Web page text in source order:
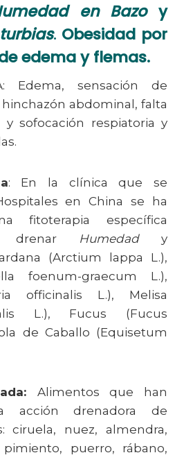
en Bazoy
. Obesidad por
edema y flemas.
Edema, sensación de
abdominal, falta
y sofocación respiatoria y
: En la clínica que se
en China se ha
fitoterapia específica
drenar Humedady
(Arctium lappa L.),
foenum-graecum L.),
officinalis L.), Melisa
L.), Fucus (Fucus
de Caballo (Equisetum
Alimentos que han
acción drenadora de
ciruela, nuez, almendra,
pimiento, puerro, rábano,